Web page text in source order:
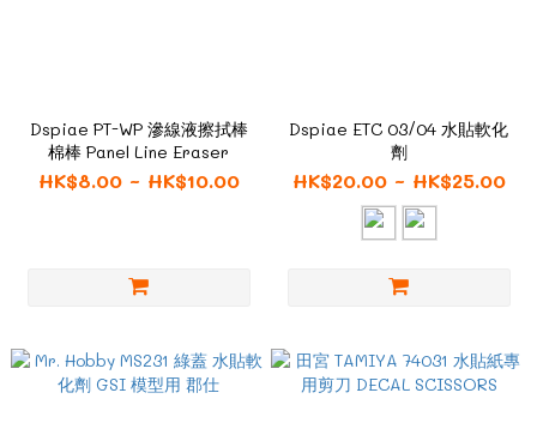
Dspiae PT-WP 滲線液擦拭棒
棉棒 Panel Line Eraser
HK$8.00 ~ HK$10.00
Dspiae ETC 03/04 水貼軟化
劑
HK$20.00 ~ HK$25.00